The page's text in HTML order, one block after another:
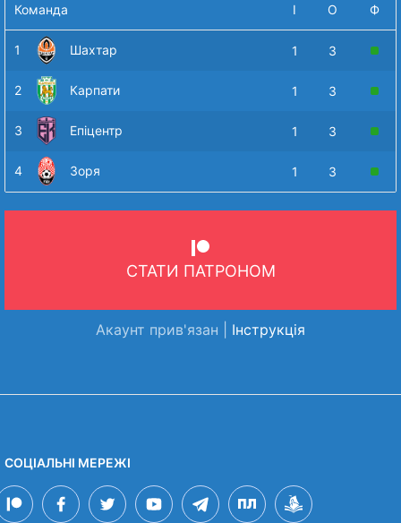
Команда І О Ф
1 Шахтар 1 3
2 Карпати 1 3
3 Епіцентр 1 3
4 Зоря 1 3
СТАТИ ПАТРОНОМ
Акаунт прив'язан | Інструкція
СОЦІАЛЬНІ МЕРЕЖІ